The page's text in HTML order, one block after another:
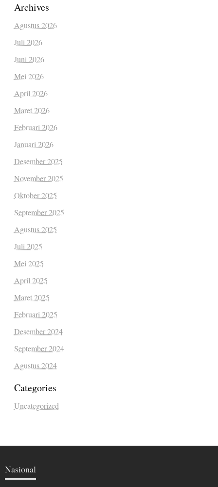
Archives
Agustus 2026
Juli 2026
Juni 2026
Mei 2026
April 2026
Maret 2026
Februari 2026
Januari 2026
Desember 2025
November 2025
Oktober 2025
September 2025
Agustus 2025
Juli 2025
Mei 2025
April 2025
Maret 2025
Februari 2025
Desember 2024
September 2024
Agustus 2024
Categories
Uncategorized
Nasional